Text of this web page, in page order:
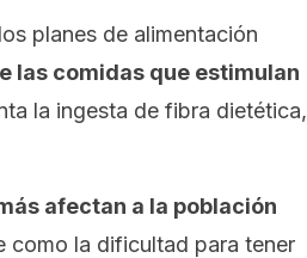
planes de alimentación
las comidas que estimulan
la ingesta de fibra dietética,
afectan a la población
como la dificultad para tener